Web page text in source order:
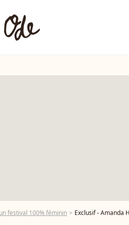
festival 100% féminin Exclusif - Amanda Herzberg (productrice), lors